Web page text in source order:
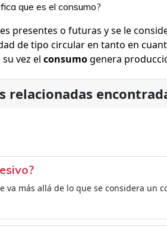
que es el consumo?
presentes o futuras y se le
de tipo circular en tanto en
vez el consumogenera
relacionadas
va más allá de lo que se considera un